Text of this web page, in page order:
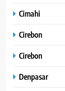
Cimahi
Cirebon
Cirebon
Denpasar